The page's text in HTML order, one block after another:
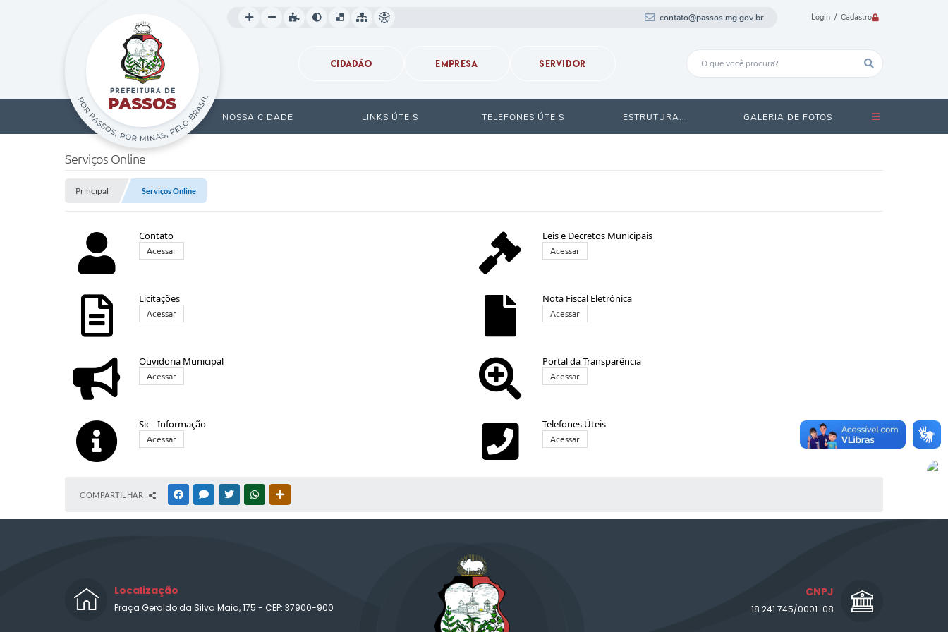
Login / Cadastro
contato@passos.mg.gov.br
CIDADÃO EMPRESA SERVIDOR
NOSSA CIDADE LINKS ÚTEIS TELEFONES ÚTEIS ESTRUTURA... GALERIA DE FOTOS
Serviços Online
Principal Serviços Online
Contato
Acessar
Leis e Decretos Municipais
Acessar
Licitações
Acessar
Nota Fiscal Eletrônica
Acessar
Ouvidoria Municipal
Acessar
Portal da Transparência
Acessar
Sic - Informação
Acessar
Telefones Úteis
Acessar
COMPARTILHAR FACEBOOKMESSENGER
TWITTERWHATSAPP
Localização
Praça Geraldo da Silva Maia, 175 - CEP: 37900-900
CNPJ
18.241.745/0001-08